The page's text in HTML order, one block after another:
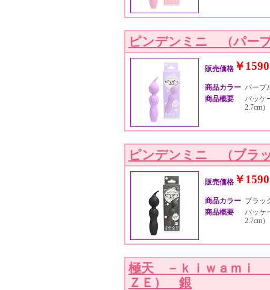
ピンデンミニ （パー
販売価格 ￥1590
商品カラー パープ
商品概要
パッケ
2.7cm
ピンデンミニ （ブラ
販売価格 ￥1590
商品カラー ブラッ
商品概要
パッケ
2.7cm
極天 －ｋｉｗａｍｉ
ＺＥ） 銀